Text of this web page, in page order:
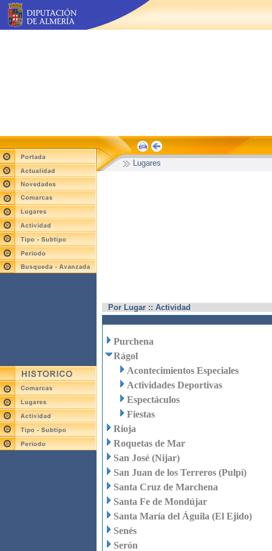
Lugares
Por Lugar :: Actividad
Purchena
Rágol
Acontecimientos Especiales
Actividades Deportivas
Espectáculos
Fiestas
Rioja
Roquetas de Mar
San José (Nijar)
San Juan de los Terreros (Pulpí)
Santa Cruz de Marchena
Santa Fe de Mondújar
Santa María del Águila (El Ejido)
Senés
Serón